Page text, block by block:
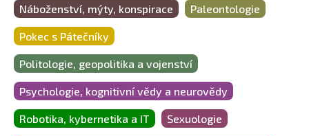
Náboženství, mýty, konspirace Paleontologie
Pokec s Pátečníky
Politologie, geopolitika a vojenství
Psychologie, kognitivní vědy a neurovědy
Robotika, kybernetika a IT Sexuologie